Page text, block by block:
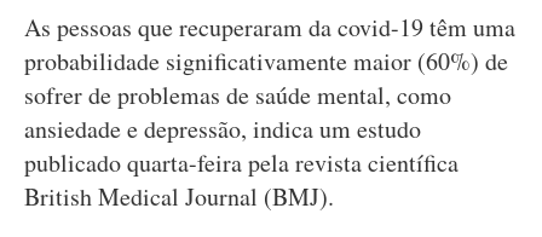
As pessoas que recuperaram da covid-19 têm uma
probabilidade significativamente maior (60%) de
sofrer de problemas de saúde mental, como
ansiedade e depressão, indica um estudo
publicado quarta-feira pela revista científica
British Medical Journal (BMJ).